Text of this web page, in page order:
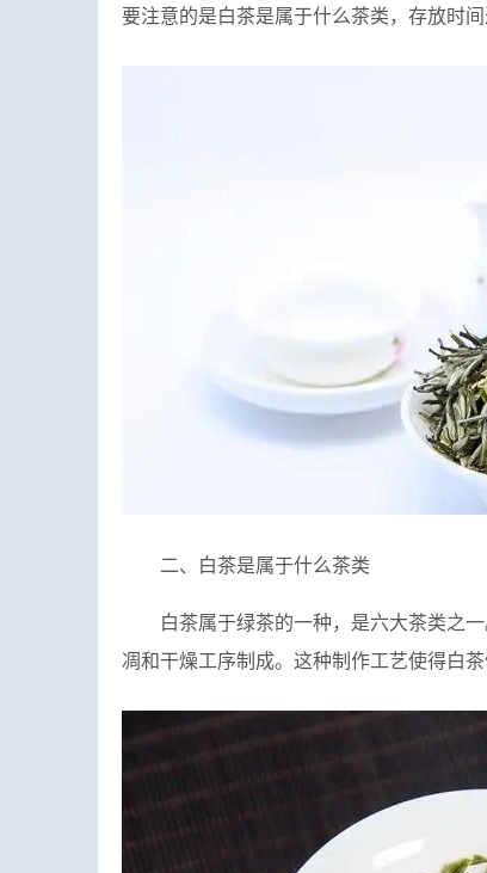
要注意的是白茶是属于什么茶类，存放时
二、白茶是属于什么茶类
白茶属于绿茶的一种，是六大茶类之
凋和干燥工序制成。这种制作工艺使得白